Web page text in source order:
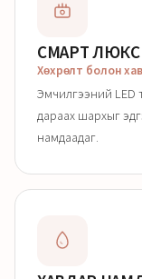
СМАРТ ЛЮКС
Хөхрөлт болон
Эмчилгээний LED
дараах шархыг
намдаадаг.